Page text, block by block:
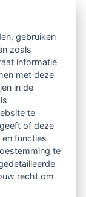
gebruiken
zoals
informatie
met deze
in de
te
of deze
functies
te
recht om